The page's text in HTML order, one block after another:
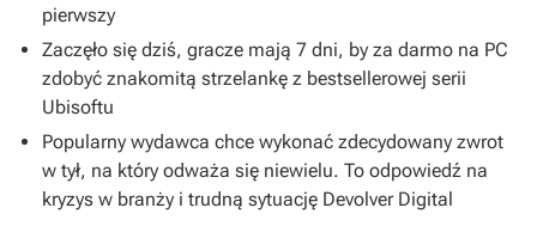
pierwszy
Zaczęło się dziś, gracze mają 7 dni, by za darmo na PC
zdobyć znakomitą strzelankę z bestsellerowej serii
Ubisoftu
Popularny wydawca chce wykonać zdecydowany zwrot
w tył, na który odważa się niewielu. To odpowiedź na
kryzys w branży i trudną sytuację Devolver Digital